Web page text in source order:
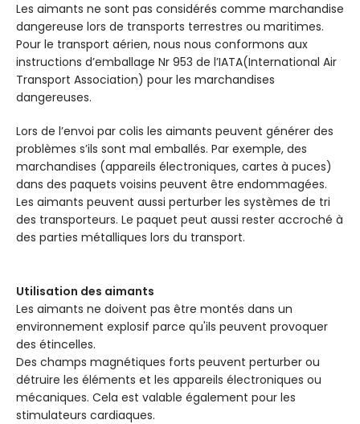
Les aimants ne sont pas considérés comme marchandise
dangereuse lors de transports terrestres ou maritimes.
Pour le transport aérien, nous nous conformons aux
instructions d’emballage Nr 953 de l’IATA(International Air
Transport Association) pour les marchandises
dangereuses.
Lors de l’envoi par colis les aimants peuvent générer des
problèmes s’ils sont mal emballés. Par exemple, des
marchandises (appareils électroniques, cartes à puces)
dans des paquets voisins peuvent être endommagées.
Les aimants peuvent aussi perturber les systèmes de tri
des transporteurs. Le paquet peut aussi rester accroché à
des parties métalliques lors du transport.
Utilisation des aimants
Les aimants ne doivent pas être montés dans un
environnement explosif parce qu'ils peuvent provoquer
des étincelles.
Des champs magnétiques forts peuvent perturber ou
détruire les éléments et les appareils électroniques ou
mécaniques. Cela est valable également pour les
stimulateurs cardiaques.